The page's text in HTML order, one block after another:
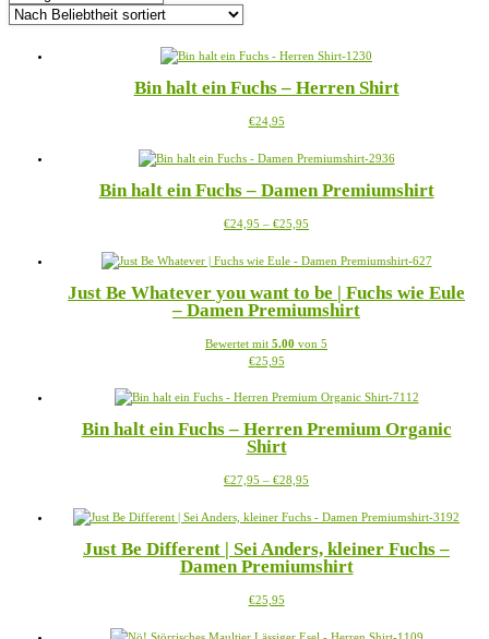
Bin halt ein Fuchs – Herren Shirt
€24,95Dieses
weist
Varianten
Die
können
der
Produktseite
werden
Bin halt ein Fuchs – Damen Premiumshirt
€24,95 – €25,95
bis
weist
Varianten
auf.
Optionen
der
gewählt
Just Be Whatever you want to be | Fuchs wie Eule
– Damen Premiumshirt
Bewertet mit 5.00 von 5
€25,95Dieses
weist
Varianten
auf.
Optionen
auf
Produktseite
gewählt
Bin halt ein Fuchs – Herren Premium Organic
Shirt
€27,95 – €28,95
bis
weist
Varianten
auf.
auf
Just Be Different | Sei Anders, kleiner Fuchs –
Damen Premiumshirt
€25,95Dieses
weist
wählen…